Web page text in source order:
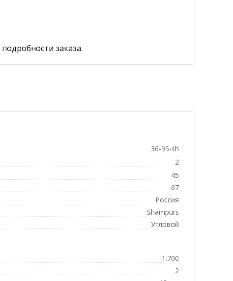
заказа.
36-95-sh
2
45
67
Россия
Shampurs
Угловой
1.700
2